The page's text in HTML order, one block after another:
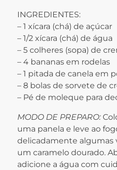
INGREDIENTES:
– 1 xícara (chá) de açúcar
– 1/2 xícara (chá) de água
– 5 colheres (sopa) de
– 4 bananas em rodelas
– 1 pitada de canela em
– 8 bolas de sorvete de
– Pé de moleque para
MODO DE PREPARO:
uma panela e leve ao
delicadamente algumas
um caramelo dourado.
adicione a água com